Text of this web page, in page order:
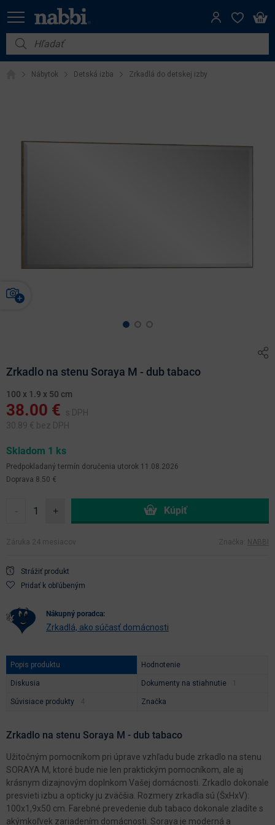
Nábytok
Vybavenie do domácnosti
Nábytok Detská izba Zrkadlá do detskej izby
Zrkadlo na stenu Soraya M - dub tabaco
100 x 1.9 x 50 cm
38.00 €
s DPH
30.89 € bez DPH
Skladom 1 ks
Predpokladaný termín doručenia utorok 11.08.2026
Doprava 8.50 €
- +
Záruka 24 mesiacov Značka: NABBI
Strážiť produkt
Pridať k obľúbeným
nákupný poradca:
Zrkadlá, ako súčasť domácnosti
Popis produktu Hodnotenie
Diskusia Dokumenty na stiahnutie
Súvisiace produkty Značka
Zrkadlo na stenu Soraya M - dub tabaco
Užitočným pomocníkom pri úprave vzhľadu bude zrkadlo na stenu
SORAYA M, ktoré bude nie len praktickým pomocníkom, ale aj
krásnym dizajnovým doplnkom Vašej domácnosti. Zrkadlo dokonale
presvieti izbu a opticky ju zväčšia. Rozmery zrkadla sú (ŠxHxV):
100x1,9x50 cm. Farebné prevedenie dub tabaco dokonale zladíte s
akýmkoľvek zariadením domácnosti. Soraya je moderná a